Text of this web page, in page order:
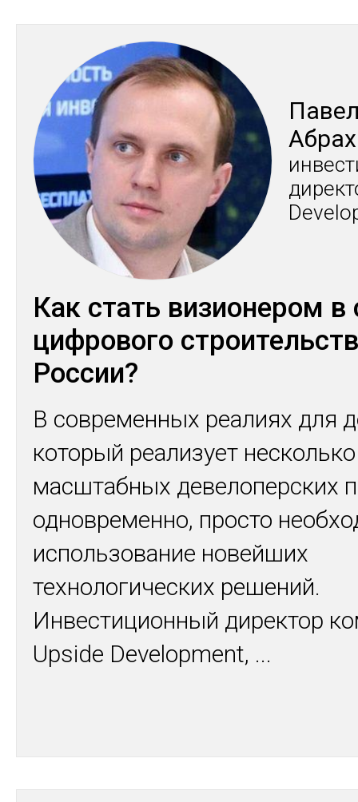
Как стать визионером в
цифрового
России?
В современных реалиях для
который реализует несколько
масштабных девелоперских
одновременно, просто
использование новейших
технологических решений.
Инвестиционный директор
Upside Development, ...